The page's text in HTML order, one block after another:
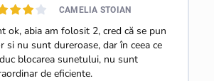
CAMELIA STOIAN
ok, abia am folosit 2, cred că se pun
si nu sunt dureroase, dar în ceea ce
blocarea sunetului, nu sunt
de eficiente.